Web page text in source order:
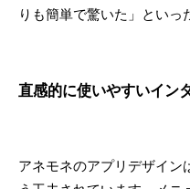
りも簡単で驚いた」といっ
直感的に使いやすいイン
アネモネのアプリデザイン